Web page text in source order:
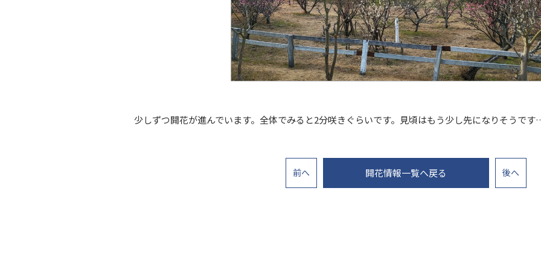
少しずつ開花が進んでいます。全体でみると2分咲きぐらいです。見頃はもう少し先になりそうで
前へ 開花情報一覧へ戻る 後へ